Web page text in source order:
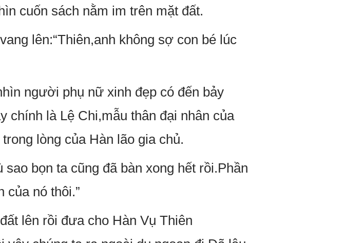
cuốn sách nằm im trên mặt đất.
lên:“Thiên,anh không sợ con bé lúc
người phụ nữ xinh đẹp có đến bảy
chính là Lệ Chi,mẫu thân đại nhân của
lòng của Hàn lão gia chủ.
bọn ta cũng đã bàn xong hết rồi.Phần
của nó thôi.”
lên rồi đưa cho Hàn Vụ Thiên